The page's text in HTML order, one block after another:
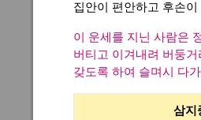
집안이 편안하고 후손이
이 운세를 지닌 사람은
버티고 이겨내려 버둥
갖도록 하여 슬며시 다
삼지중(三之中